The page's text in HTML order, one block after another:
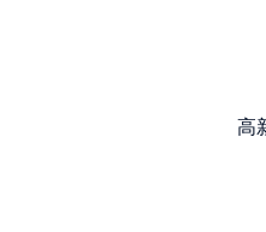
高